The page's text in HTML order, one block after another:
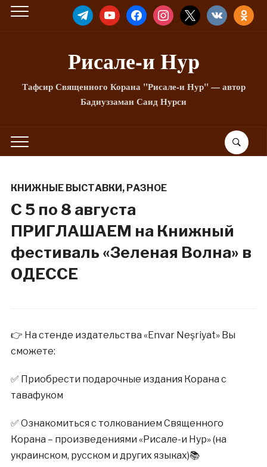
TELEGRAMYOUTUBEFACEBOOKINSTAGRAM
X VKONTAKTE
Рисале-и Hyp
Тафсир Священного Корана "Рисале-и Нур" — автор
Бадиуззаман Саид Нурси
КНИЖНЫЕ ВЫСТАВКИ, РАЗНОЕ
С 5 по 8 августа
ПРИГЛАШАЕМ на Книжный
фестиваль «Зеленая Волна» в
ОДЕССЕ
👉 На стенде издательства «Envar Neşriyat» Вы
сможете:
✅ Приобрести подарочные издания Корана с
тавафуком
✅ Ознакомиться с толкованием Священного
Корана – произведениями «Рисале-и Нур» (на
украинском, русском и других языках)📚